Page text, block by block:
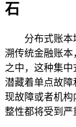
石
分布式账本
溯传统金融账
之中，这种集中
潜藏着单点故障
现故障或者机
整性都将受到严